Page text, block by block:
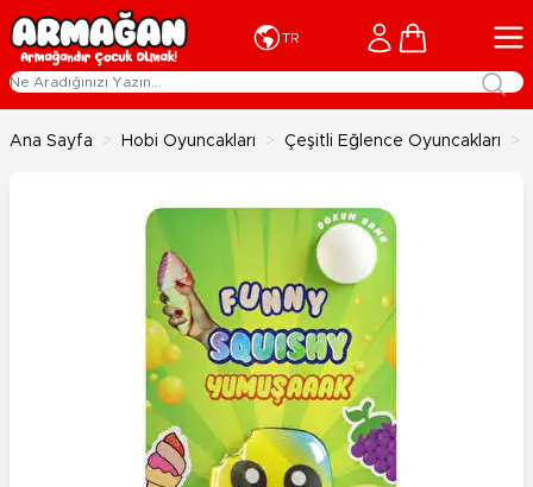
İçeriğe geç
TR Cart
Ana Sayfa > Hobi Oyuncakları > Çeşitli Eğlence Oyuncakları >